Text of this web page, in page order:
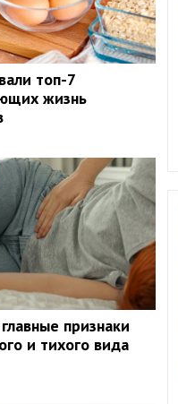
топ-7
жизнь
признаки
и тихого вида